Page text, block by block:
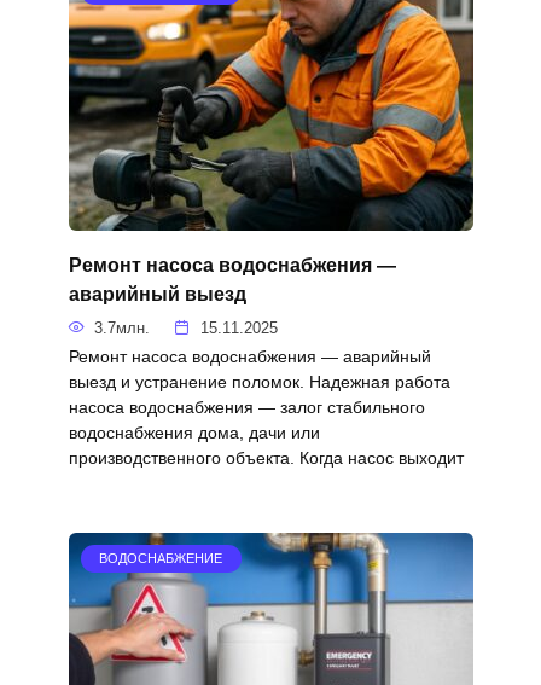
Ремонт насоса водоснабжения —
аварийный выезд
3.7млн. 15.11.2025
Ремонт насоса водоснабжения — аварийный
выезд и устранение поломок. Надежная работа
насоса водоснабжения — залог стабильного
водоснабжения дома, дачи или
производственного объекта. Когда насос выходит
ВОДОСНАБЖЕНИЕ